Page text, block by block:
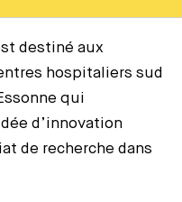
destiné aux
hospitaliers sud
qui
d’innovation
de recherche dans